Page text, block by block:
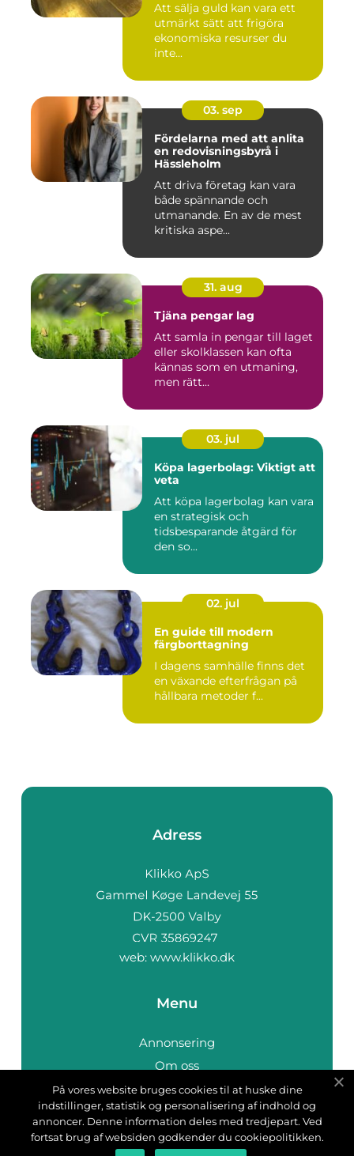
Att sälja guld kan vara ett
utmärkt sätt att frigöra
ekonomiska resurser du
inte...
03. sep
Fördelarna med att anlita
en redovisningsbyrå i
Hässleholm
Att driva företag kan vara
både spännande och
utmanande. En av de mest
kritiska aspe...
31. aug
Tjäna pengar lag
Att samla in pengar till laget
eller skolklassen kan ofta
kännas som en utmaning,
men rätt...
03. jul
Köpa lagerbolag: Viktigt att
veta
Att köpa lagerbolag kan vara
en strategisk och
tidsbesparande åtgärd för
den so...
02. jul
En guide till modern
färgborttagning
I dagens samhälle finns det
en växande efterfrågan på
hållbara metoder f...
Adress
web: www.klikko.dk
Menu
Annonsering
Om oss
Cookies
Kontakta oss
Sitemap
På vores website bruges cookies til at huske dine
indstillinger, statistik og personalisering af indhold og
annoncer. Denne information deles med tredjepart. Ved
fortsat brug af websiden godkender du cookiepolitikken.